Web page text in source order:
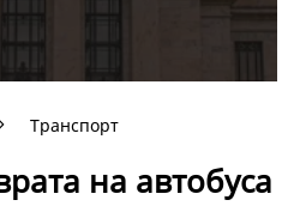
Транспорт
на автобуса